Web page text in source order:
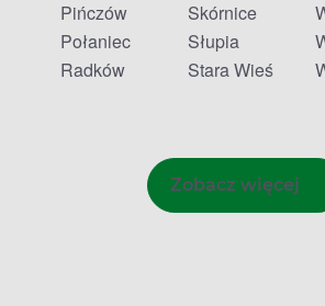
Pińczów
Połaniec
Radków
Skórnice
Słupia
Stara Wieś
Zobacz więcej